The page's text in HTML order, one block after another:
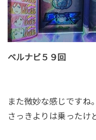
ベルナビ５９回
また微妙な感じですね。
さっきよりは乗ったけ